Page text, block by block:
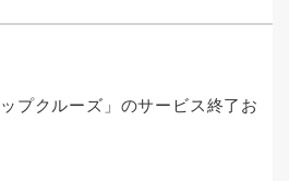
プクルーズ」のサービス終了お